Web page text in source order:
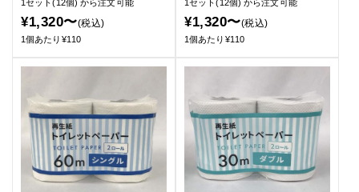
1セット(12個)から注文可能
¥1,320〜(税込)
1個あたり¥110
1セット(12個)から注文可能
¥1,320〜(税込)
1個あたり¥110